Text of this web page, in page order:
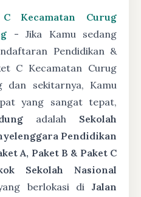
Kecamatan Curug
- Jika Kamu sedang
Pendidikan &
C Kecamatan Curug
dan sekitarnya, Kamu
yang sangat tepat,
adalah Sekolah
Pendidikan
A, Paket B & Paket C
Sekolah Nasional
berlokasi diJalan